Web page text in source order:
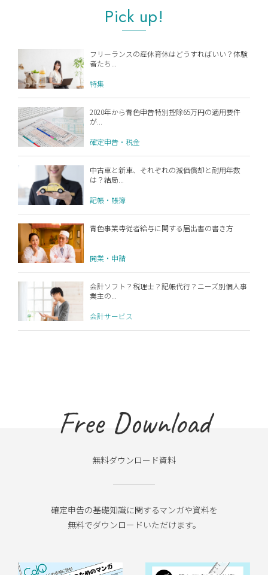
Pick up!
フリーランスの産休育休はどうすればいい？体験
者たち...
特集
2020年から青色申告特別控除65万円の適用要件
が...
確定申告・税金
中古車と新車、それぞれの減価償却と耐用年数
は？結局...
記帳・帳簿
青色事業専従者給与に関する届出書の書き方
開業・申請
会計ソフト？税理士？記帳代行？ニーズ別個人事
業主の...
会計サービス
Free Download
無料ダウンロード資料
確定申告の基礎知識に関するマンガや資料を
無料でダウンロードいただけます。